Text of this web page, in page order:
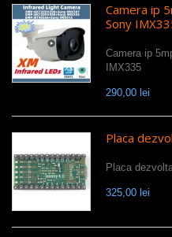
Camera ip
Sony
Camera ip
IMX335
290,00 lei
Placa
Placa
325,00 lei